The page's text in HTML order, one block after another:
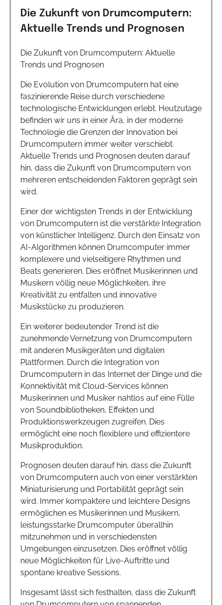
Die Zukunft von Drumcomputern:
Aktuelle Trends und Prognosen
Die Zukunft von Drumcomputern: Aktuelle
Trends und Prognosen
Die Evolution von Drumcomputern hat eine
faszinierende Reise durch verschiedene
technologische Entwicklungen erlebt. Heutzutage
befinden wir uns in einer Ära, in der moderne
Technologie die Grenzen der Innovation bei
Drumcomputern immer weiter verschiebt.
Aktuelle Trends und Prognosen deuten darauf
hin, dass die Zukunft von Drumcomputern von
mehreren entscheidenden Faktoren geprägt sein
wird.
Einer der wichtigsten Trends in der Entwicklung
von Drumcomputern ist die verstärkte Integration
von künstlicher Intelligenz. Durch den Einsatz von
AI-Algorithmen können Drumcomputer immer
komplexere und vielseitigere Rhythmen und
Beats generieren. Dies eröffnet Musikerinnen und
Musikern völlig neue Möglichkeiten, ihre
Kreativität zu entfalten und innovative
Musikstücke zu produzieren.
Ein weiterer bedeutender Trend ist die
zunehmende Vernetzung von Drumcomputern
mit anderen Musikgeräten und digitalen
Plattformen. Durch die Integration von
Drumcomputern in das Internet der Dinge und die
Konnektivität mit Cloud-Services können
Musikerinnen und Musiker nahtlos auf eine Fülle
von Soundbibliotheken, Effekten und
Produktionswerkzeugen zugreifen. Dies
ermöglicht eine noch flexiblere und effizientere
Musikproduktion.
Prognosen deuten darauf hin, dass die Zukunft
von Drumcomputern auch von einer verstärkten
Miniaturisierung und Portabilität geprägt sein
wird. Immer kompaktere und leichtere Designs
ermöglichen es Musikerinnen und Musikern,
leistungsstarke Drumcomputer überallhin
mitzunehmen und in verschiedensten
Umgebungen einzusetzen. Dies eröffnet völlig
neue Möglichkeiten für Live-Auftritte und
spontane kreative Sessions.
Insgesamt lässt sich festhalten, dass die Zukunft